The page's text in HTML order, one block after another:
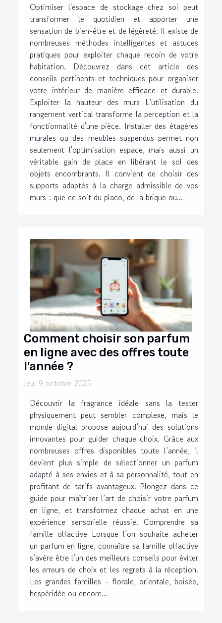
Optimiser l'espace de stockage chez soi peut
transformer le quotidien et apporter une
sensation de bien-être et de légèreté. Il existe de
nombreuses méthodes intelligentes et astuces
pratiques pour exploiter chaque recoin de votre
habitation. Découvrez dans cet article des
conseils pertinents et techniques pour organiser
votre intérieur de manière efficace et durable.
Exploiter la hauteur des murs L'utilisation du
rangement vertical transforme la perception et la
fonctionnalité d'une pièce. Installer des étagères
murales ou des meubles suspendus permet non
seulement l'optimisation espace, mais aussi un
véritable gain de place en libérant le sol des
objets encombrants. Il convient de choisir des
supports adaptés à la charge admissible de vos
murs : que ce soit du placo, de la brique ou...
Comment choisir son parfum
en ligne avec des offres toute
l'année ?
Jeu. 9 octobre 2025
Découvrir la fragrance idéale sans la tester
physiquement peut sembler complexe, mais le
monde digital propose aujourd’hui des solutions
innovantes pour guider chaque choix. Grâce aux
nombreuses offres disponibles toute l’année, il
devient plus simple de sélectionner un parfum
adapté à ses envies et à sa personnalité, tout en
profitant de tarifs avantageux. Plongez dans ce
guide pour maîtriser l’art de choisir votre parfum
en ligne, et transformez chaque achat en une
expérience sensorielle réussie. Comprendre sa
famille olfactive Lorsque l’on souhaite acheter
un parfum en ligne, connaître sa famille olfactive
s’avère être l’un des meilleurs conseils pour éviter
les erreurs de choix et les regrets à la réception.
Les grandes familles – florale, orientale, boisée,
hespéridée ou encore...